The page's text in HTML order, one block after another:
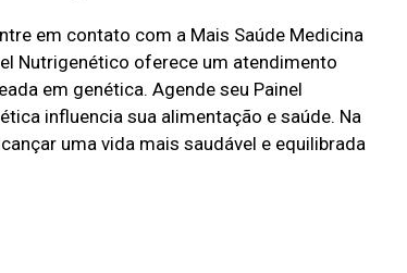
em contato com a Mais Saúde Medicina
Nutrigenético oferece um atendimento
em genética. Agende seu Painel
influencia sua alimentação e saúde. Na
uma vida mais saudável e equilibrada